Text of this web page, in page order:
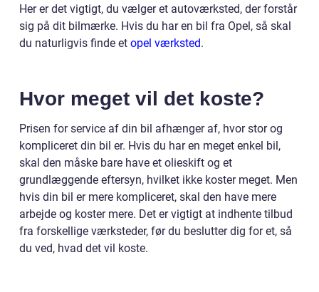
Her er det vigtigt, du vælger et autoværksted, der forstår
sig på dit bilmærke. Hvis du har en bil fra Opel, så skal
du naturligvis finde et opel værksted.
Hvor meget vil det koste?
Prisen for service af din bil afhænger af, hvor stor og
kompliceret din bil er. Hvis du har en meget enkel bil,
skal den måske bare have et olieskift og et
grundlæggende eftersyn, hvilket ikke koster meget. Men
hvis din bil er mere kompliceret, skal den have mere
arbejde og koster mere. Det er vigtigt at indhente tilbud
fra forskellige værksteder, før du beslutter dig for et, så
du ved, hvad det vil koste.